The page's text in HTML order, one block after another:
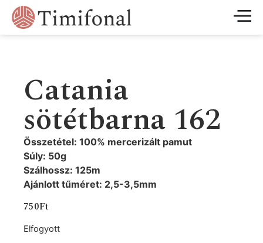
Catania
sötétbarna 162
Összetétel: 100% mercerizált pamut
Súly: 50g
Szálhossz: 125m
Ajánlott tűméret: 2,5-3,5mm
750Ft
Elfogyott